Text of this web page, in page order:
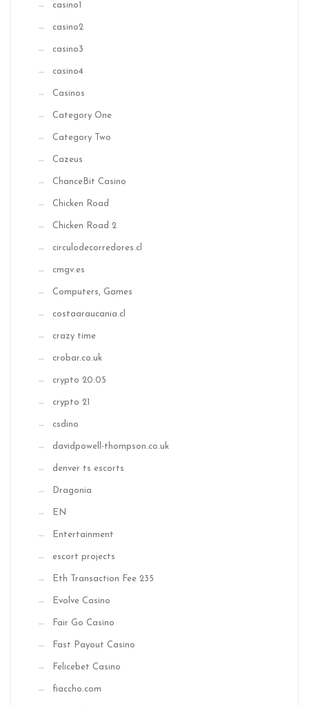
casino1
casino2
casino3
casino4
Casinos
Category One
Category Two
Cazeus
ChanceBit Casino
Chicken Road
Chicken Road 2
circulodecorredores.cl
cmgv.es
Computers, Games
costaaraucania.cl
crazy time
crobar.co.uk
crypto 20.05
crypto 21
csdino
davidpowell-thompson.co.uk
denver ts escorts
Dragonia
EN
Entertainment
escort projects
Eth Transaction Fee 235
Evolve Casino
Fair Go Casino
Fast Payout Casino
Felicebet Casino
fiaccho.com